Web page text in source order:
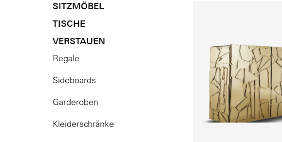
SITZMÖBEL
TISCHE
VERSTAUEN
Regale
Sideboards
Garderoben
Kleiderschränke
Preis auf